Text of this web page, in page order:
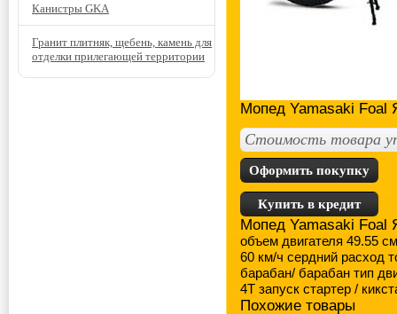
Мопед Yamasaki Foal
Стоимость товара
Оформить покупку
Купить в кредит
Мопед Yamasaki Foal
объем двигателя 49.55
60 км/ч сердний расход
барабан/ барабан тип
4Т запуск стартер /
Похожие товары
Канистры GKA
Гранит плитняк, щебень, камень для
отделки прилегающей территории